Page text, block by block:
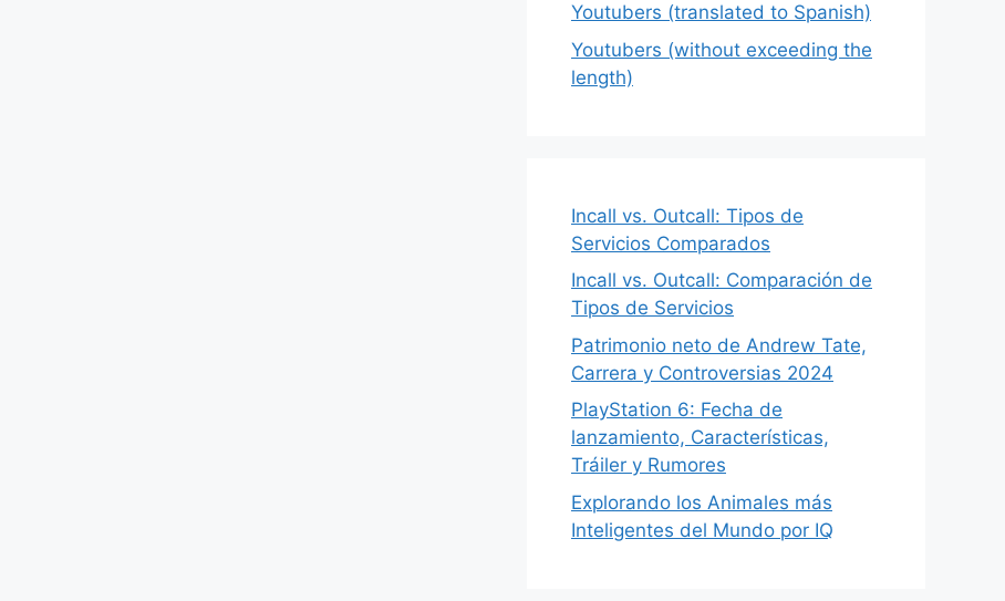
Youtubers (translated to Spanish)
Youtubers (without exceeding the
length)
Incall vs. Outcall: Tipos de
Servicios Comparados
Incall vs. Outcall: Comparación de
Tipos de Servicios
Patrimonio neto de Andrew Tate,
Carrera y Controversias 2024
PlayStation 6: Fecha de
lanzamiento, Características,
Tráiler y Rumores
Explorando los Animales más
Inteligentes del Mundo por IQ